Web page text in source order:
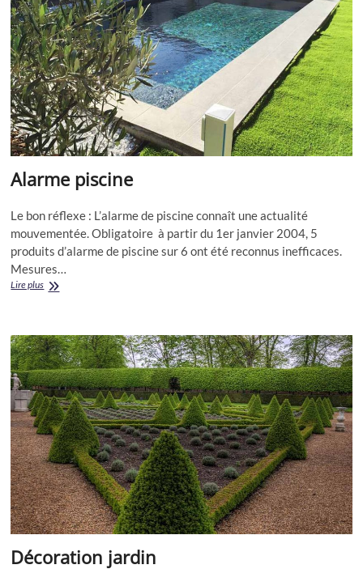
de
plonger
Alarme piscine
Le bon réflexe : L’alarme de piscine connaît une actualité
mouvementée. Obligatoire à partir du 1er janvier 2004, 5
produits d’alarme de piscine sur 6 ont été reconnus inefficaces.
Mesures…
Lire plusAlarme
Décoration jardin